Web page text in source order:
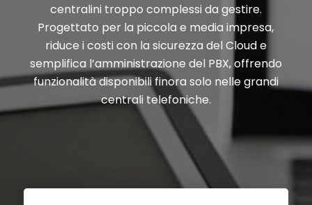
centralini troppo complessi da gestire.
Progettato per la piccola e media impresa,
riduce i costi con la sicurezza del Cloud e
semplifica l’amministrazione del PBX, offrendo
funzionalità disponibili finora solo nelle grandi
centrali telefoniche.